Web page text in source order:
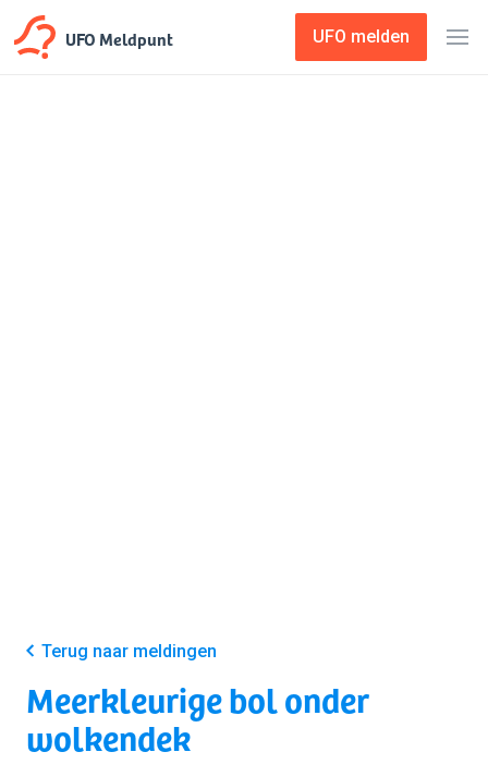
UFO Meldpunt UFO melden
Terug naar meldingen
Meerkleurige bol onder
wolkendek